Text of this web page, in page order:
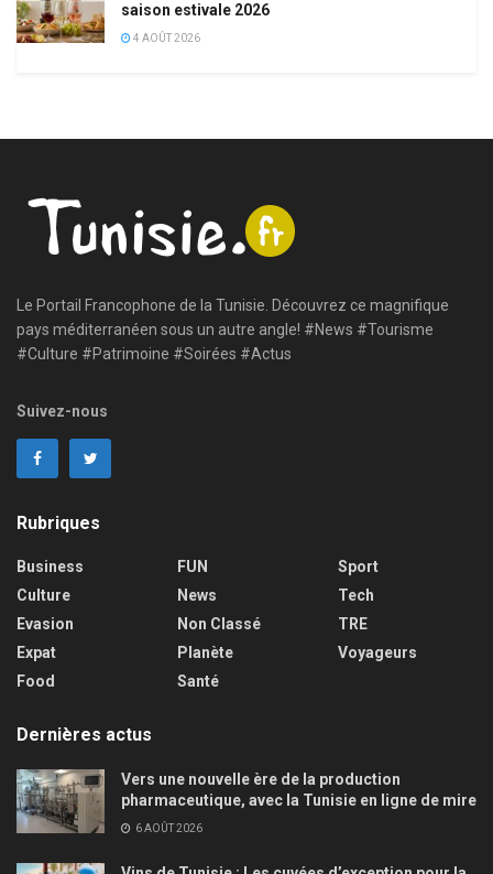
saison estivale 2026
4 AOÛT 2026
Le Portail Francophone de la Tunisie. Découvrez ce magnifique
pays méditerranéen sous un autre angle! #News #Tourisme
#Culture #Patrimoine #Soirées #Actus
Suivez-nous
Rubriques
Business
Culture
Evasion
Expat
Food
FUN
News
Non Classé
Planète
Santé
Sport
Tech
TRE
Voyageurs
Dernières actus
Vers une nouvelle ère de la production
pharmaceutique, avec la Tunisie en ligne de mire
6 AOÛT 2026